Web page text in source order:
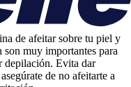
de afeitar sobre tu piel y
son muy importantes para
depilación. Evita dar
de no afeitarte a